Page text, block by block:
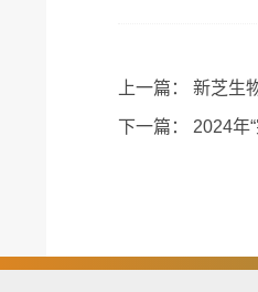
上一篇： 新芝生
下一篇： 2024年